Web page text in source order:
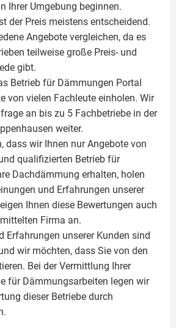
Ihrer Umgebung beginnen.
der Preis meistens entscheidend.
Angebote vergleichen, da es
teilweise große Preis- und
gibt.
Betrieb für Dämmungen Portal
von vielen Fachleute einholen. Wir
an bis zu 5 Fachbetriebe in der
weiter.
dass wir Ihnen nur Angebote von
qualifizierten Betrieb für
Dachdämmung erhalten, holen
und Erfahrungen unserer
Ihnen diese Bewertungen auch
Firma an.
Erfahrungen unserer Kunden sind
wir möchten, dass Sie von den
Bei der Vermittlung Ihrer
für Dämmungsarbeiten legen wir
dieser Betriebe durch